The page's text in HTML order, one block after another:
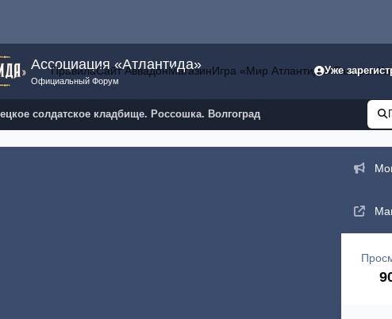
Ассоциация «Атлантида»
Официальный Форум
ПравилаСайт АввадонМагазинИгра «Мир Атлантиды»Галерея
Уже
солдатское кладбище. Россошка. Волгоград